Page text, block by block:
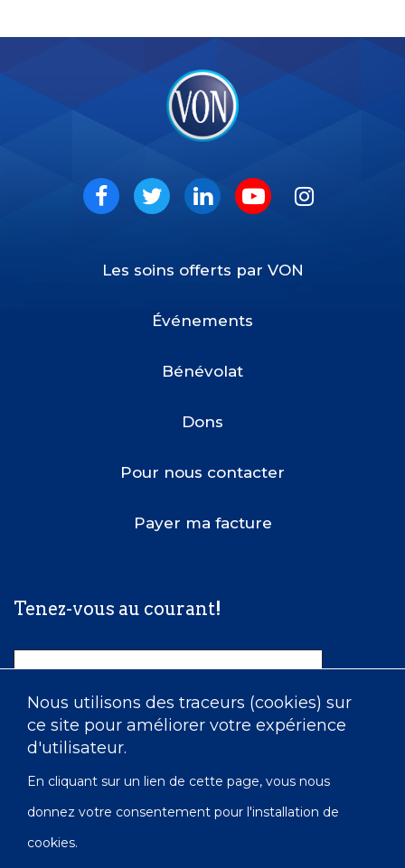
Nous utilisons des traceurs (cookies) sur
ce site pour améliorer votre expérience
d'utilisateur.
En cliquant sur un lien de cette page, vous nous
donnez votre consentement pour l'installation de
cookies.
Social
Les soins offerts par VON
Événements
Bénévolat
Dons
Pour nous contacter
Payer ma facture
Tenez-vous au courant!
Nom
Courriel